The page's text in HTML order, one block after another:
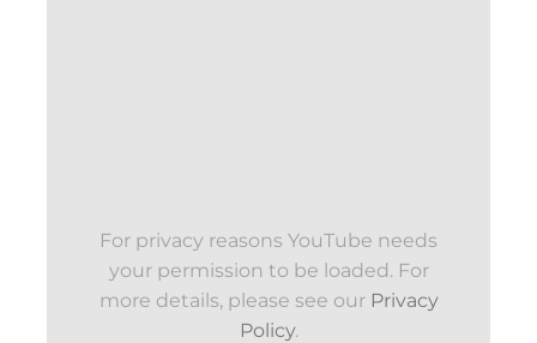
For privacy reasons YouTube needs
your permission to be loaded. For
more details, please see our Privacy
Policy.